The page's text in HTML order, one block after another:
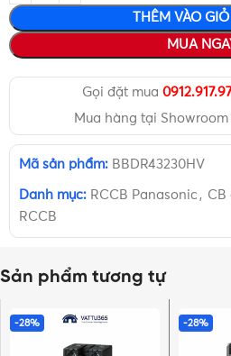
THÊM VÀO
MUA
Gọi đặt mua
Mua hàng tại Showroom
Mã sản phẩm: BBDR43230HV
Danh mục: RCCB Panasonic , CB
RCCB
Sản phẩm tương tự
-28% -28%